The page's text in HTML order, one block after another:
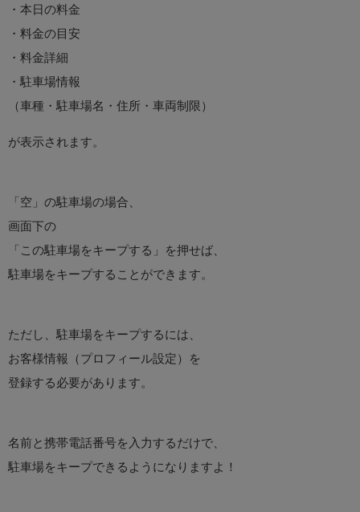
・本日の料金
・料金の目安
・料金詳細
・駐車場情報
（車種・駐車場名・住所・車両制限）
が表示されます。
「空」の駐車場の場合、
画面下の
「この駐車場をキープする」を押せば、
駐車場をキープすることができます。
ただし、駐車場をキープするには、
お客様情報（プロフィール設定）を
登録する必要があります。
名前と携帯電話番号を入力するだけで、
駐車場をキープできるようになりますよ！